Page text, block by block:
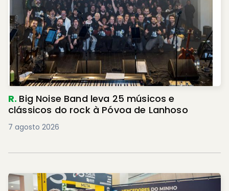
R. Big Noise Band leva 25 músicos e
clássicos do rock à Póvoa de Lanhoso
7 agosto 2026